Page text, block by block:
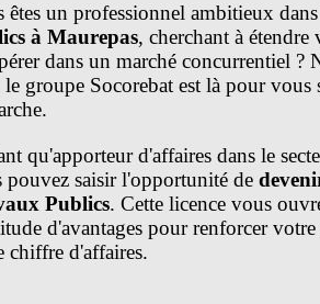
êtes un professionnel ambitieux
à Maurepas, cherchant à étendre
dans un marché concurrentiel ?
groupe Socorebat est là pour vous
qu'apporteur d'affaires dans le
pouvez saisir l'opportunité de
Publics. Cette licence vous
d'avantages pour renforcer
chiffre d'affaires.